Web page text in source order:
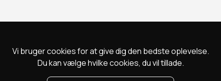
Vi bruger cookies for at give dig den bedste oplevelse.
Du kan vælge hvilke cookies, du vil tillade.